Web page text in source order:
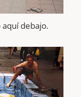
aquídebajo.